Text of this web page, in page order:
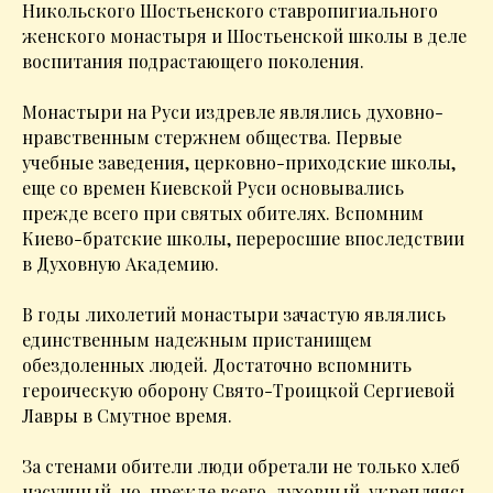
Никольского Шостьенского ставропигиального
женского монастыря и Шостьенской школы в деле
воспитания подрастающего поколения.
Монастыри на Руси издревле являлись духовно-
нравственным стержнем общества. Первые
учебные заведения, церковно-приходские школы,
еще со времен Киевской Руси основывались
прежде всего при святых обителях. Вспомним
Киево-братские школы, переросшие впоследствии
в Духовную Академию.
В годы лихолетий монастыри зачастую являлись
единственным надежным пристанищем
обездоленных людей. Достаточно вспомнить
героическую оборону Свято-Троицкой Сергиевой
Лавры в Смутное время.
За стенами обители люди обретали не только хлеб